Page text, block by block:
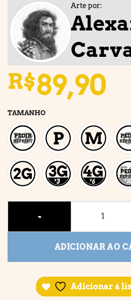
Arte por:
R$89,90
TAMANHO
ADICIONAR AO
Adicionar à